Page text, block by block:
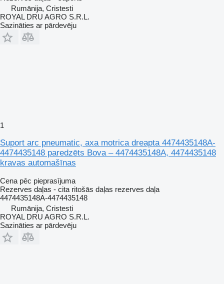
Rumānija, Cristesti
ROYAL DRU AGRO S.R.L.
Sazināties ar pārdevēju
1
Suport arc pneumatic, axa motrica dreapta 4474435148A-
4474435148 paredzēts Bova – 4474435148A, 4474435148
kravas automašīnas
Cena pēc pieprasījuma
Rezerves daļas - cita ritošās daļas rezerves daļa
4474435148A-4474435148
Rumānija, Cristesti
ROYAL DRU AGRO S.R.L.
Sazināties ar pārdevēju